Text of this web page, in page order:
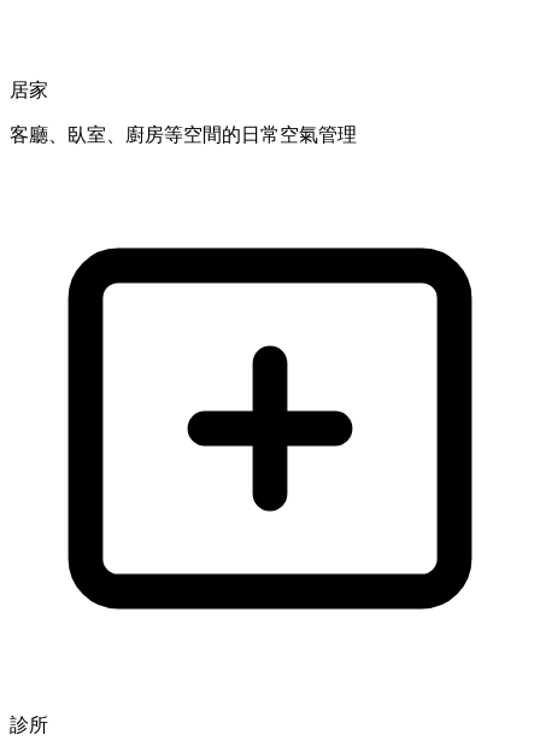
居家
客廳、臥室、廚房等空間的日常空氣管理
診所